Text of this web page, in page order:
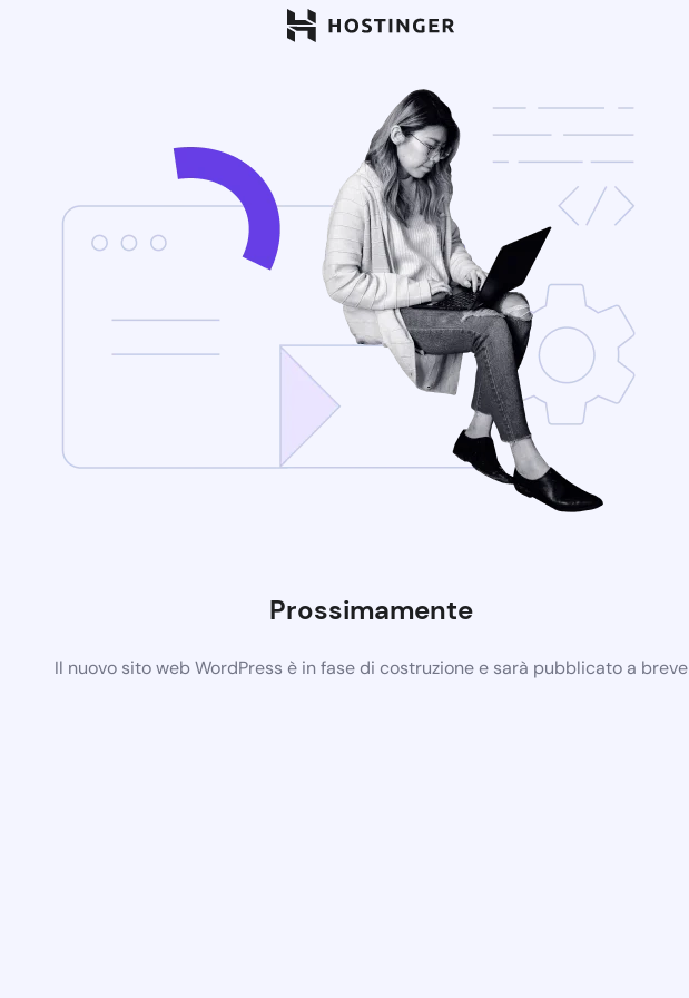
Prossimamente
Il nuovo sito web WordPress è in fase di costruzione e sarà pubblicato a breve